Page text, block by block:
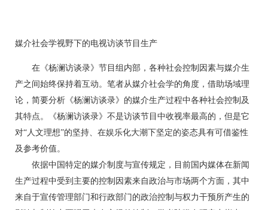
媒介社会学视野下的电视访谈节目生产
在《杨澜访谈录》节目组内部，各种社会控制因素与媒介生
产之间始终保持着互动。笔者从媒介社会学的角度，借助场域理
论，简要分析《杨澜访谈录》的媒介生产过程中各种社会控制及
其特点。《杨澜访谈录》不是访谈节目中收视率最高的，但是它
对“人文理想”的坚持、在娱乐化大潮下坚定的姿态具有可借鉴性
及参考价值。
依据中国特定的媒介制度与宣传规定，目前国内媒体在新闻
生产过程中受到主要的控制因素来自政治与市场两个方面，其中
来自于宣传管理部门和行政部门的政治控制与权力干预所产生的